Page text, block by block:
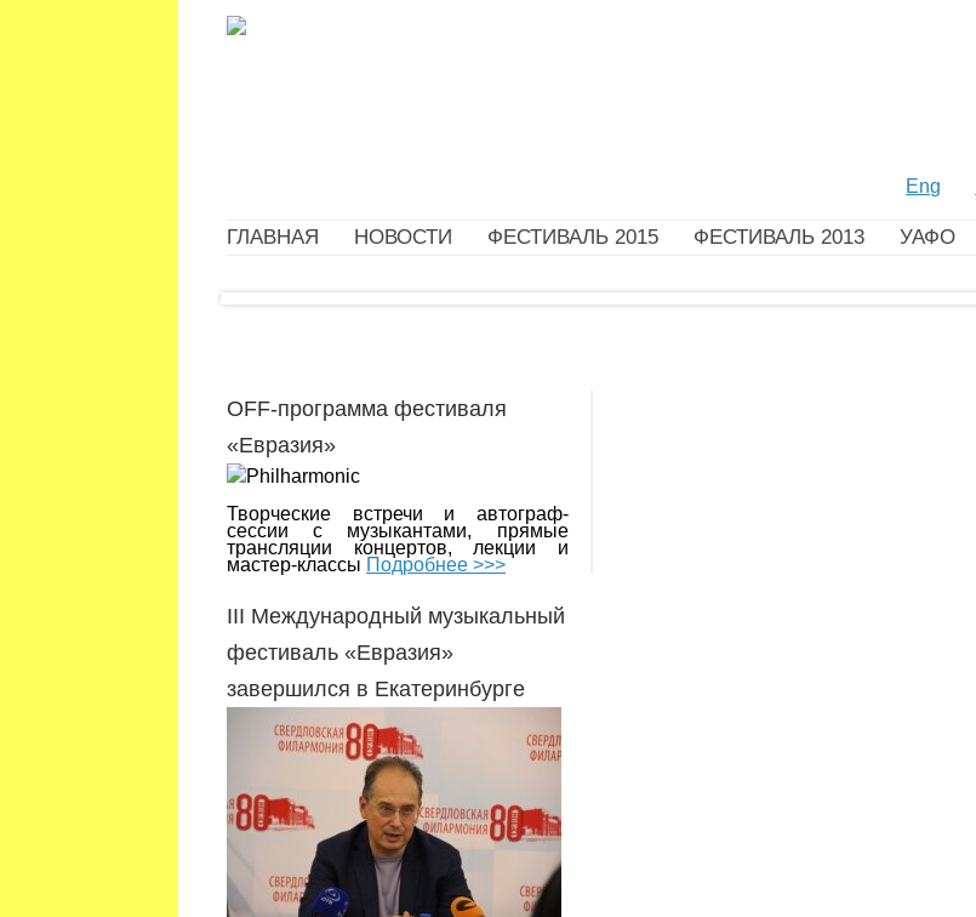
Eng
ГЛАВНАЯ НОВОСТИ ФЕСТИВАЛЬ 2015 ФЕСТИВАЛЬ 2013 УАФО
OFF-программа фестиваля
«Евразия»
Творческие встречи и автограф-
сессии с музыкантами, прямые
трансляции концертов, лекции и
мастер-классы Подробнее >>>
III Международный музыкальный
фестиваль «Евразия»
завершился в Екатеринбурге